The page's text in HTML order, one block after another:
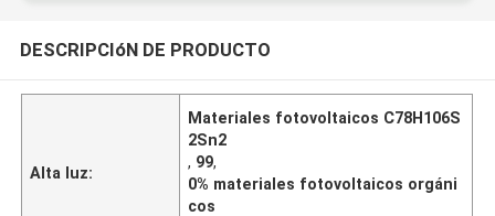
DESCRIPCIóN DE PRODUCTO
Alta luz:
Materiales fotovoltaicos C78H106S
2Sn2
, 99,
0% materiales fotovoltaicos orgáni
cos